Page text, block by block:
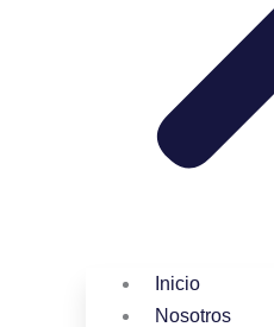
Inicio
Nosotros